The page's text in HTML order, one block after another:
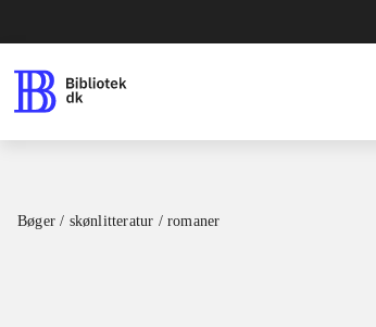
Bøger / skønlitteratur / romaner